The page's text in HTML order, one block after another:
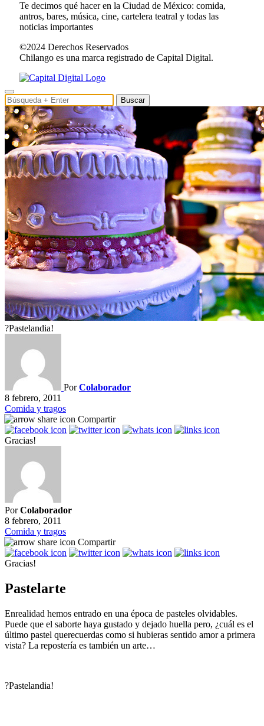
Te decimos qué hacer en la Ciudad de México: comida,
antros, bares, música, cine, cartelera teatral y todas las
noticias importantes
©2024 Derechos Reservados
Chilango es una marca registrado de Capital Digital.
Buscar
?Pastelandia!
PorColaborador
8 febrero, 2011
Comida y tragos
Compartir
Gracias!
PorColaborador
8 febrero, 2011
Comida y tragos
Compartir
Gracias!
Pastelarte
Enrealidad hemos entrado en una época de pasteles olvidables.
Puede que el saborte haya gustado y dejado huella pero, ¿cuál es el
último pastel querecuerdas como si hubieras sentido amor a primera
vista? La repostería es también un arte…
?Pastelandia!